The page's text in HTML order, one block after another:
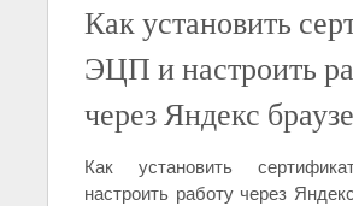
Как установить
ЭЦП и настроить
через Яндекс
Как установить
настроить работу через